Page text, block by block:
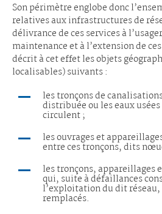
Son périmètre englobe donc
relatives aux infrastructures de
délivrance de ces services à
maintenance et à l’extension de
décrit à cet effet les objets
localisables) suivants :
les tronçons de
distribuée ou les eaux
circulent ;
les ouvrages et
entre ces tronçons, dits
les tronçons, appareillages
qui, suite à défaillances
l’exploitation du dit
remplacés.